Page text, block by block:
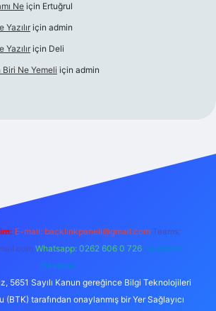
Ne için Ertuğrul
Yazılır için admin
Yazılır için Deli
Biri Ne Yemeli için admin
E-mail: backlinkpaneli@gmail.com Teams:
Whatsapp: 0262 606 0 726 Telegram:
@karabul
5651 Sayılı Kanun gereğince Bilgi Teknolojileri
(BTK) tarafından onaylanmış bir Yer Sağlayıcı